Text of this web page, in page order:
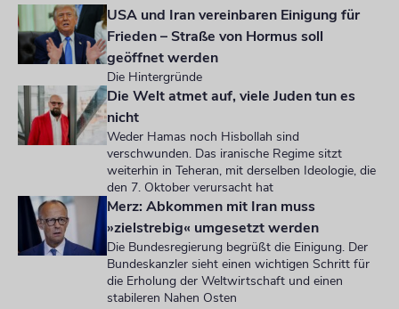
USA und Iran vereinbaren Einigung für
Frieden – Straße von Hormus soll
geöffnet werden
Die Hintergründe
Die Welt atmet auf, viele Juden tun es
nicht
Weder Hamas noch Hisbollah sind
verschwunden. Das iranische Regime sitzt
weiterhin in Teheran, mit derselben Ideologie, die
den 7. Oktober verursacht hat
Merz: Abkommen mit Iran muss
»zielstrebig« umgesetzt werden
Die Bundesregierung begrüßt die Einigung. Der
Bundeskanzler sieht einen wichtigen Schritt für
die Erholung der Weltwirtschaft und einen
stabileren Nahen Osten